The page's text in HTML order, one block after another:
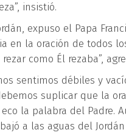
insistió.
expuso el Papa
en la oración de todos
como Él rezaba”,
sentimos débiles y
suplicar que la
la palabra del Padre.
a las aguas del